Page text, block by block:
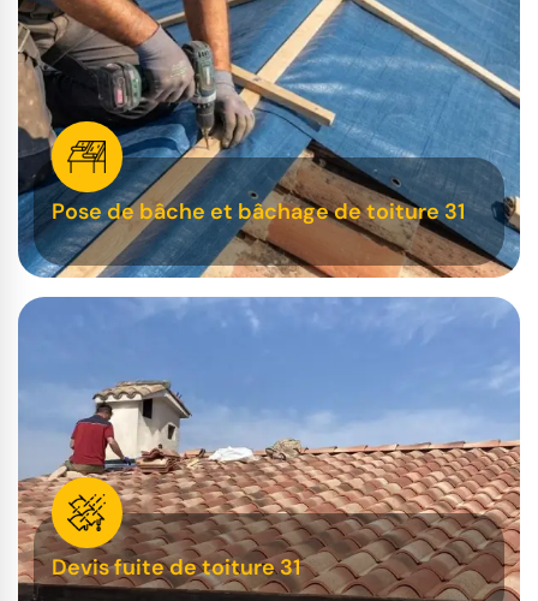
Pose de bâche et bâchage de toiture 31
Devis fuite de toiture 31